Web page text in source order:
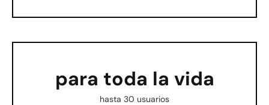
para toda la vida
hasta 30 usuarios